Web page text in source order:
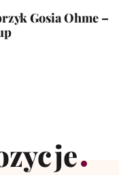
Gosia Ohme –